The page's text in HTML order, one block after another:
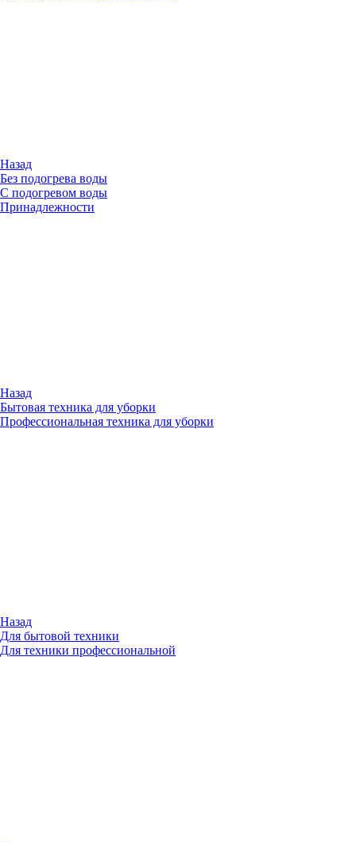
Назад
Без подогрева воды
С подогревом воды
Принадлежности
Назад
Бытовая техника для уборки
Профессиональная техника для уборки
Назад
Для бытовой техники
Для техники профессиональной